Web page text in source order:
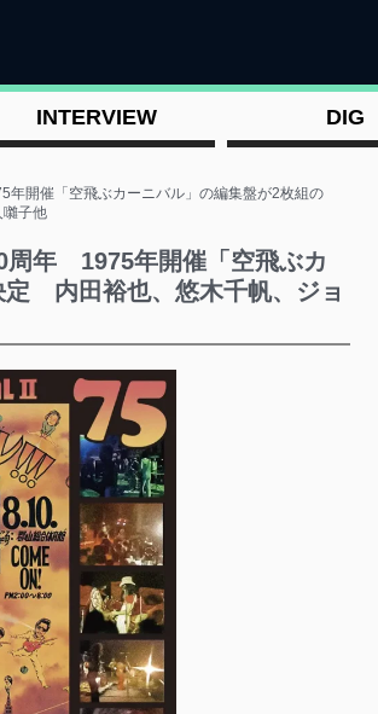
INTERVIEW DIG
開催「空飛ぶカーニバル」の編集盤が2枚組の
子他
周年 1975年開催「空飛ぶカ
定 内田裕也、悠木千帆、ジョ